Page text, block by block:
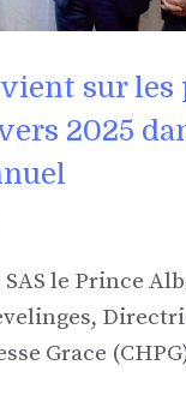
sur les
2025
SAS le Prince
Grace